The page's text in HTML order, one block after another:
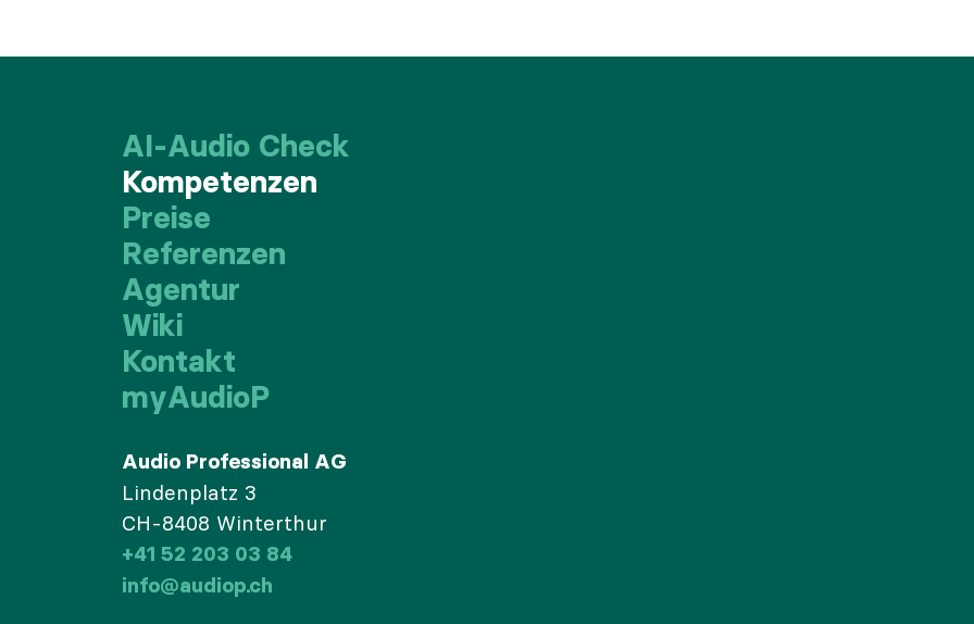
AI-Audio Check
Kompetenzen
Preise
Referenzen
Agentur
Wiki
Kontakt
myAudioP
Audio Professional AG
Lindenplatz 3
CH-8408 Winterthur
+41 52 203 03 84
info@audiop.ch